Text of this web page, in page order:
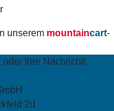
unserem mountaincart-
Ihre Nachricht!
2d